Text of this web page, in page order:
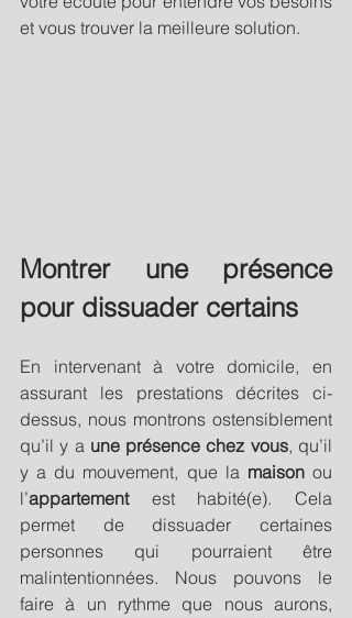
et vous trouver la meilleure solution.
Montrer une présence
pour dissuader certains
En intervenant à votre domicile, en
assurant les prestations décrites ci-
dessus, nous montrons ostensiblement
qu’il y a une présence chez vous, qu’il
y a du mouvement, que la maison ou
l’appartement est habité(e). Cela
permet de dissuader certaines
personnes qui pourraient être
malintentionnées. Nous pouvons le
faire à un rythme que nous aurons,